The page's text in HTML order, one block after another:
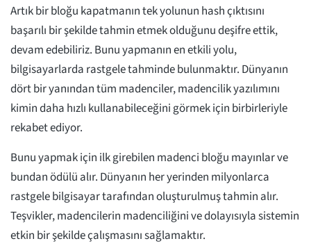
Artık bir bloğu kapatmanın tek yolunun hash çıktısını
başarılı bir şekilde tahmin etmek olduğunu deşifre ettik,
devam edebiliriz. Bunu yapmanın en etkili yolu,
bilgisayarlarda rastgele tahminde bulunmaktır. Dünyanın
dört bir yanından tüm madenciler, madencilik yazılımını
kimin daha hızlı kullanabileceğini görmek için birbirleriyle
rekabet ediyor.
Bunu yapmak için ilk girebilen madenci bloğu mayınlar ve
bundan ödülü alır. Dünyanın her yerinden milyonlarca
rastgele bilgisayar tarafından oluşturulmuş tahmin alır.
Teşvikler, madencilerin madenciliğini ve dolayısıyla sistemin
etkin bir şekilde çalışmasını sağlamaktır.